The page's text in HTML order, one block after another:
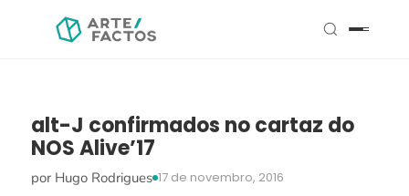
alt-J confirmados no cartaz do
NOS Alive’17
por Hugo Rodrigues 17 de novembro, 2016